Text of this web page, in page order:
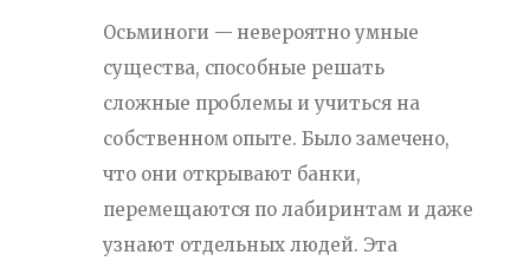
Осьминоги — невероятно умные
существа, способные решать
сложные проблемы и учиться на
собственном опыте. Было замечено,
что они открывают банки,
перемещаются по лабиринтам и даже
узнают отдельных людей. Эта